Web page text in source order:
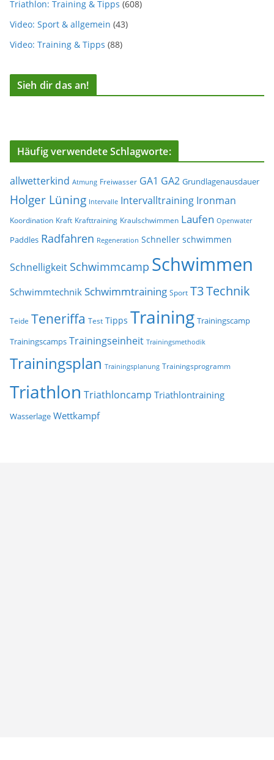
Triathlon: Training & Tipps (608)
Video: Sport & allgemein (43)
Video: Training & Tipps (88)
Sieh dir das an!
Häufig verwendete Schlagworte:
allwetterkind Atmung Freiwasser GA1 GA2 Grundlagenausdauer
Holger Lüning Intervalle Intervalltraining Ironman
Koordination Kraft Krafttraining Kraulschwimmen Laufen Openwater
Paddles Radfahren Regeneration Schneller schwimmen
Schnelligkeit Schwimmcamp Schwimmen
Schwimmtechnik Schwimmtraining Sport T3Technik
Teide Teneriffa Test Tipps Training Trainingscamp
Trainingscamps Trainingseinheit Trainingsmethodik
Trainingsplan Trainingsplanung Trainingsprogramm
Triathlon Triathloncamp Triathlontraining
Wasserlage Wettkampf